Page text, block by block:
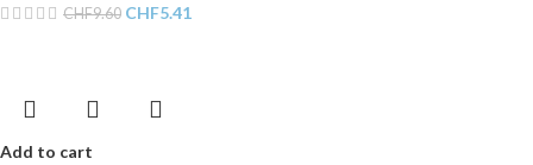
CHF9.60 CHF5.41
Add to cart